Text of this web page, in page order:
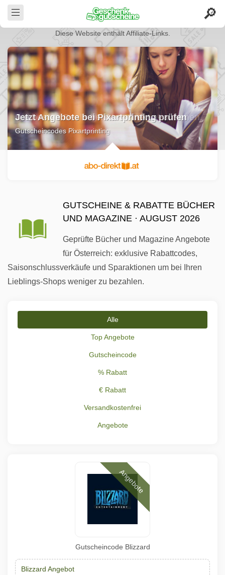
Diese Website enthält Affiliate-Links.
Die besten Deals bei Abo-direkt.at ansehen
Gutscheincodes Abo-direkt.at
GUTSCHEINE & RABATTE BÜCHER
UND MAGAZINE · AUGUST 2026
Geprüfte Bücher und Magazine Angebote
für Österreich: exklusive Rabattcodes,
Saisonschlussverkäufe und Sparaktionen um bei Ihren
Lieblings-Shops weniger zu bezahlen.
Alle
Top Angebote
Gutscheincode
% Rabatt
€ Rabatt
Versandkostenfrei
Angebote
Angebote
Gutscheincode Blizzard
Blizzard Angebot